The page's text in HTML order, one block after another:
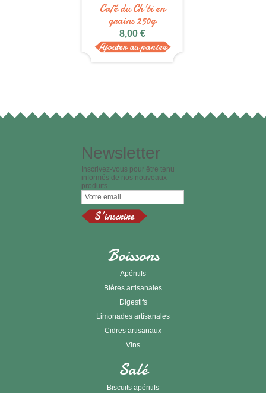
Café du Ch'ti en
grains 250g
8,00 €
Ajouter au panier
Newsletter
Inscrivez-vous pour être tenu
informés de nos nouveaux
produits.
Boissons
Apéritifs
Bières artisanales
Digestifs
Limonades artisanales
Cidres artisanaux
Vins
Salé
Biscuits apéritifs